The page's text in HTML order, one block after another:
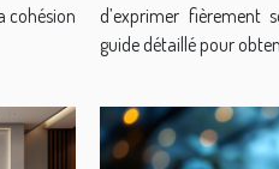
cohésion
d’exprimer fièrement
guide détaillé pour